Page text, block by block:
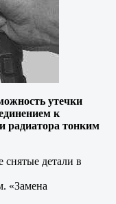
утечки
к
радиатора тонким
снятые детали в
«Замена